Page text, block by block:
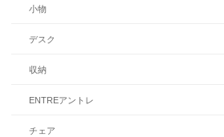
小物
デスク
収納
ENTREアントレ
チェア